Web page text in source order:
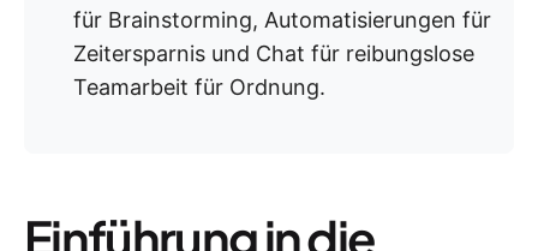
für Brainstorming, Automatisierungen für
Zeitersparnis und Chat für reibungslose
Teamarbeit für Ordnung.
Einführung in die